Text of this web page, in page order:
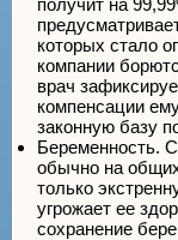
которых стало
компании
врач
компенсации
законную базу
Беременность.
обычно на
только
угрожает ее
сохранение